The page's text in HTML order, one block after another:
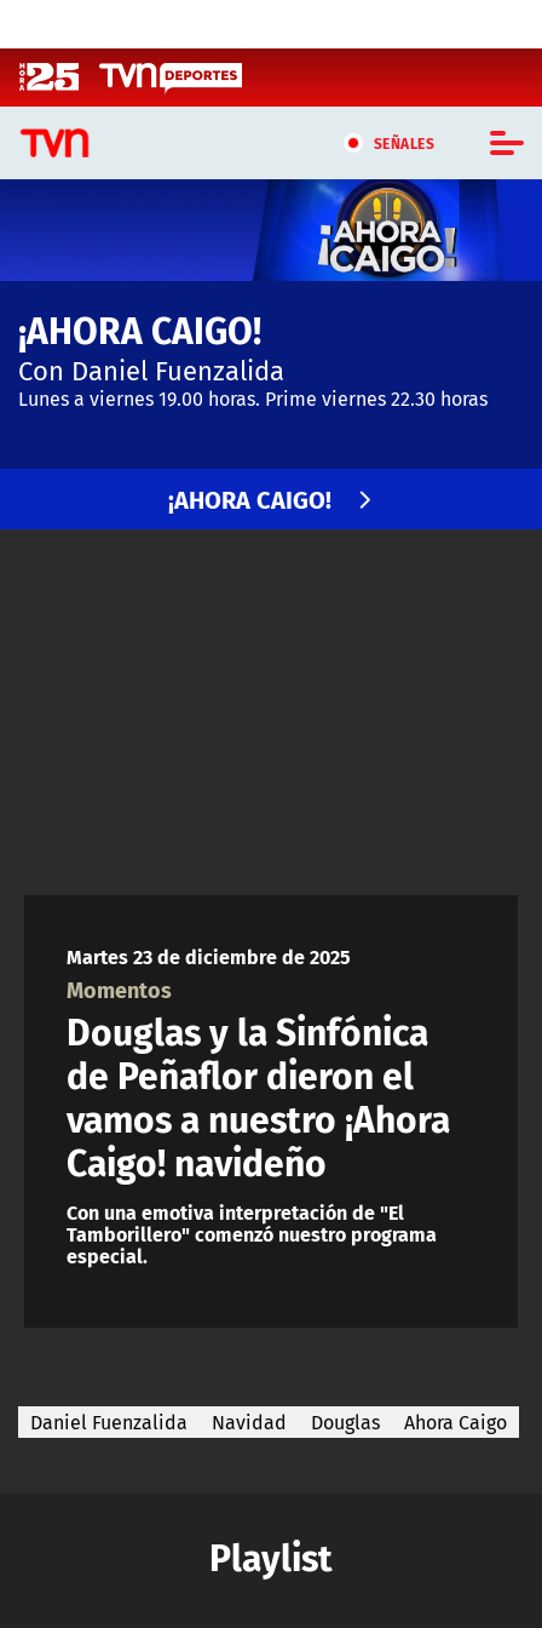
SEÑALES
CASTING MASTERCHEF CHILE
CASTING TVN VERTICAL
TVN VERTICAL
TVN PLAY
¡AHORA CAIGO!
Con Daniel Fuenzalida
Lunes a viernes 19.00 horas. Prime viernes 22.30 horas
¡AHORA CAIGO!
Martes 23 de diciembre de 2025
Momentos
Douglas y la Sinfónica
de Peñaflor dieron el
vamos a nuestro ¡Ahora
Caigo! navideño
Con una emotiva interpretación de "El
Tamborillero" comenzó nuestro programa
especial.
Daniel Fuenzalida Navidad Douglas Ahora Caigo
Playlist